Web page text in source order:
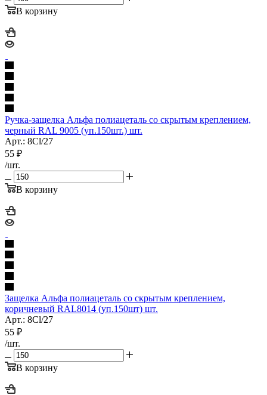
В корзину
Ручка-защелка Альфа полиацеталь со скрытым креплением,
черный RAL 9005 (уп.150шт.) шт.
Арт.: 8Cl/27
55 ₽
/шт.
В корзину
Защелка Альфа полиацеталь со скрытым креплением,
коричневый RAL8014 (уп.150шт) шт.
Арт.: 8Cl/27
55 ₽
/шт.
В корзину